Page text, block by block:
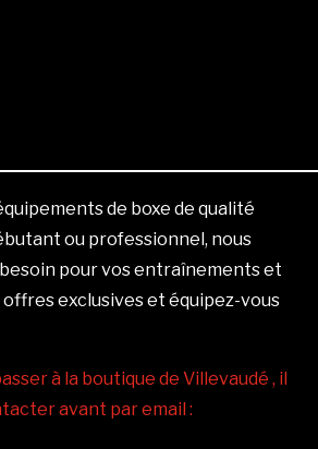
de boxe de qualité
ou professionnel, nous
pour vos entraînements et
exclusives et équipez-vous
à la boutique de Villevaudé , il
avant par email :